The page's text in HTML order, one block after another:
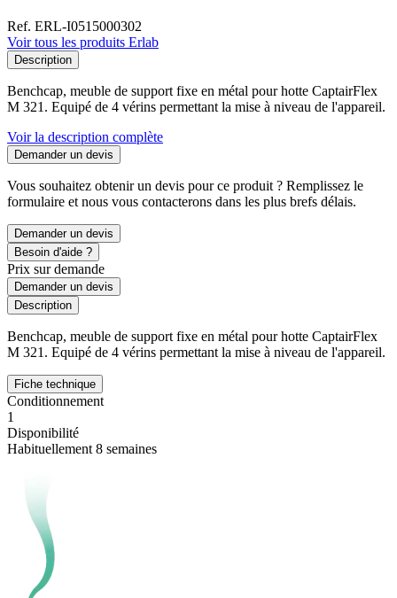
Ref. ERL-I0515000302
Voir tous les produits Erlab
Description
Benchcap, meuble de support fixe en métal pour hotte CaptairFlex
M 321. Equipé de 4 vérins permettant la mise à niveau de l'appareil.
Voir la description complète
Demander un devis
Vous souhaitez obtenir un devis pour ce produit ? Remplissez le
formulaire et nous vous contacterons dans les plus brefs délais.
Demander un devis
Besoin d'aide ?
Prix sur demande
Demander un devis
Description
Benchcap, meuble de support fixe en métal pour hotte CaptairFlex
M 321. Equipé de 4 vérins permettant la mise à niveau de l'appareil.
Fiche technique
Conditionnement
1
Disponibilité
Habituellement 8 semaines